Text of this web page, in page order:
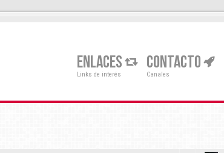
ENLACES
Links de interés
CONTACTO
Canales